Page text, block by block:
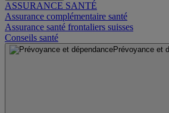
ASSURANCE SANTÉ
Assurance complémentaire santé
Assurance santé frontaliers suisses
Conseils santé
Prévoyance et